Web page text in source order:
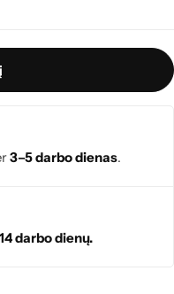
3–5 darbo dienas.
darbo dienų.